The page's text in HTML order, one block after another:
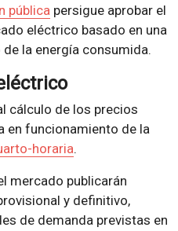
públicapersigue aprobar el
eléctrico basado en una
la energía consumida.
cálculo de los precios
en funcionamiento de la
horaria.
mercado publicarán
y definitivo,
de demanda previstas en